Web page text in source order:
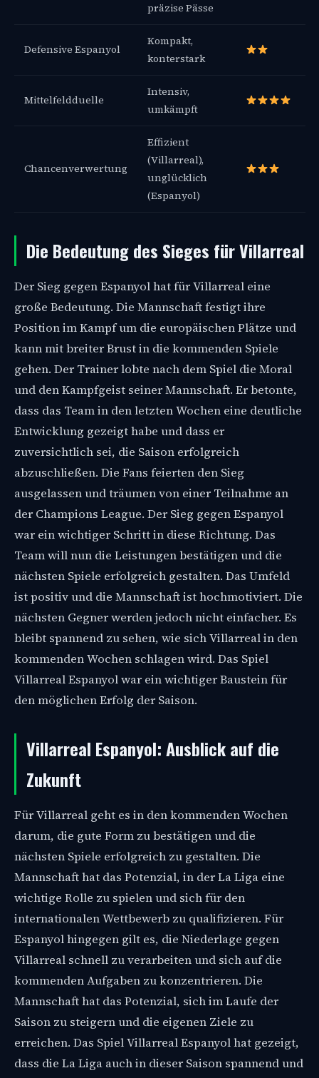
präzise Pässe
Defensive Espanyol
Kompakt,
konterstark
Mittelfeldduelle
Intensiv,
umkämpft
Chancenverwertung
Effizient
(Villarreal),
unglücklich
(Espanyol)
Die Bedeutung des Sieges für Villarreal
Der Sieg gegen Espanyol hat für Villarreal eine
große Bedeutung. Die Mannschaft festigt ihre
Position im Kampf um die europäischen Plätze und
kann mit breiter Brust in die kommenden Spiele
gehen. Der Trainer lobte nach dem Spiel die Moral
und den Kampfgeist seiner Mannschaft. Er betonte,
dass das Team in den letzten Wochen eine deutliche
Entwicklung gezeigt habe und dass er
zuversichtlich sei, die Saison erfolgreich
abzuschließen. Die Fans feierten den Sieg
ausgelassen und träumen von einer Teilnahme an
der Champions League. Der Sieg gegen Espanyol
war ein wichtiger Schritt in diese Richtung. Das
Team will nun die Leistungen bestätigen und die
nächsten Spiele erfolgreich gestalten. Das Umfeld
ist positiv und die Mannschaft ist hochmotiviert. Die
nächsten Gegner werden jedoch nicht einfacher. Es
bleibt spannend zu sehen, wie sich Villarreal in den
kommenden Wochen schlagen wird. Das Spiel
Villarreal Espanyol war ein wichtiger Baustein für
den möglichen Erfolg der Saison.
Villarreal Espanyol: Ausblick auf die
Zukunft
Für Villarreal geht es in den kommenden Wochen
darum, die gute Form zu bestätigen und die
nächsten Spiele erfolgreich zu gestalten. Die
Mannschaft hat das Potenzial, in der La Liga eine
wichtige Rolle zu spielen und sich für den
internationalen Wettbewerb zu qualifizieren. Für
Espanyol hingegen gilt es, die Niederlage gegen
Villarreal schnell zu verarbeiten und sich auf die
kommenden Aufgaben zu konzentrieren. Die
Mannschaft hat das Potenzial, sich im Laufe der
Saison zu steigern und die eigenen Ziele zu
erreichen. Das Spiel Villarreal Espanyol hat gezeigt,
dass die La Liga auch in dieser Saison spannend und